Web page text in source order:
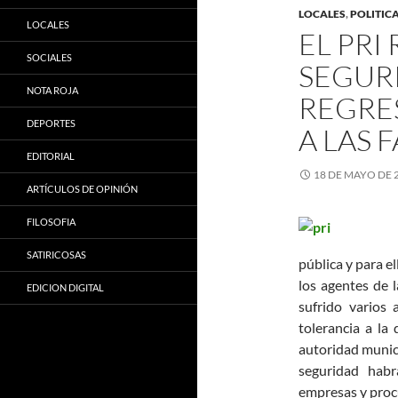
LOCALES,
EL PRI
A LAS
18 DE MAYO DE
pública y para
los agentes de
sufrido varios
tolerancia a la
autoridad
seguridad
empresas y
LOCALES
SOCIALES
NOTA ROJA
DEPORTES
EDITORIAL
ARTÍCULOS DE OPINIÓN
FILOSOFIA
SATIRICOSAS
EDICION DIGITAL